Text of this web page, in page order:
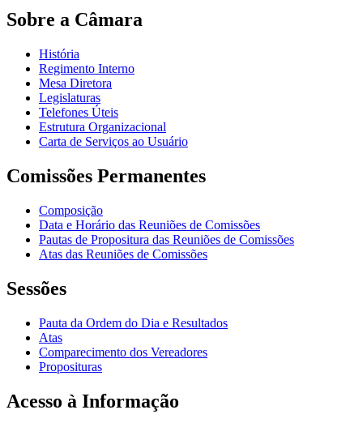
Sobre a Câmara
História
Regimento Interno
Mesa Diretora
Legislaturas
Telefones Úteis
Estrutura Organizacional
Carta de Serviços ao Usuário
Comissões Permanentes
Composição
Data e Horário das Reuniões de Comissões
Pautas de Propositura das Reuniões de Comissões
Atas das Reuniões de Comissões
Sessões
Pauta da Ordem do Dia e Resultados
Atas
Comparecimento dos Vereadores
Proposituras
Acesso à Informação